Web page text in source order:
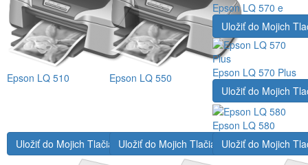
Epson LQ 510 Epson LQ 550
Epson LQ 570 e
Uložiť do Mojich
Epson LQ 570 Plus
Uložiť do Mojich
Epson LQ 580
Uložiť do Mojich TlačiarníUložiť do Mojich TlačiarníUložiť do Mojich